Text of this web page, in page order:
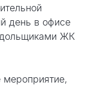
день в офисе
ЖК